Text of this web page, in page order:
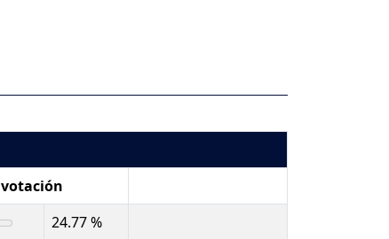
24.77 %